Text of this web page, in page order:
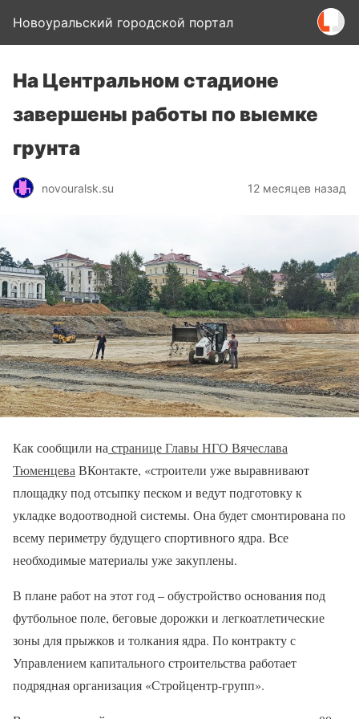
Новоуральский городской портал
На Центральном стадионе
завершены работы по выемке
грунта
novouralsk.su 12 месяцев назад
Как сообщили настранице Главы НГО Вячеслава
ТюменцеваВКонтакте, «строители уже выравнивают
площадку под отсыпку песком и ведут подготовку к
укладке водоотводной системы. Она будет смонтирована по
всему периметру будущего спортивного ядра. Все
необходимые материалы уже закуплены.
В плане работ на этот год – обустройство основания под
футбольное поле, беговые дорожки и легкоатлетические
зоны для прыжков и толкания ядра. По контракту с
Управлением капитального строительства работает
подрядная организация «Стройцентр-групп».